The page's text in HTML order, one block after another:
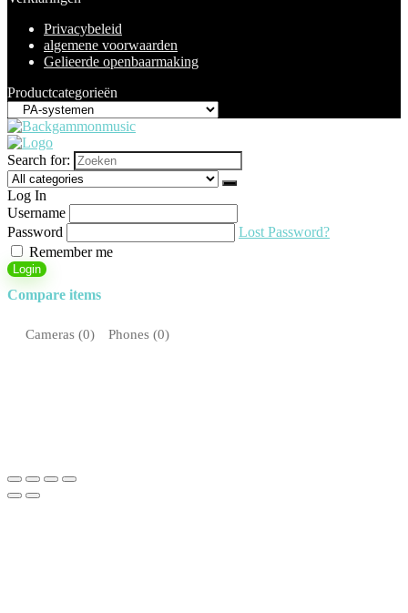
Privacybeleid
algemene voorwaarden
Gelieerde openbaarmaking
Productcategorieën
Search for:
Log In
Username
Password
Lost Password?
Remember me
Login
Compare items
Cameras (0) Phones (0)